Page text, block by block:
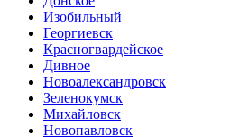
Изобильный
Георгиевск
Красногвардейское
Дивное
Новоалександровск
Зеленокумск
Михайловск
Новопавловск